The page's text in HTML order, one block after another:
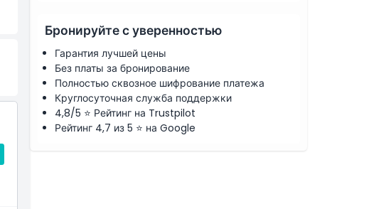
Бронируйте с уверенностью
Гарантия лучшей цены
Без платы за бронирование
Полностью сквозное шифрование платежа
Круглосуточная служба поддержки
4,8/5 ⭐ Рейтинг на Trustpilot
Рейтинг 4,7 из 5 ⭐ на Google